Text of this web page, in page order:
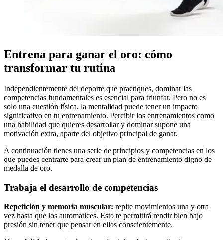
Entrena para ganar el oro: cómo
transformar tu rutina
Independientemente del deporte que practiques, dominar las
competencias fundamentales es esencial para triunfar. Pero no es
solo una cuestión física, la mentalidad puede tener un impacto
significativo en tu entrenamiento. Percibir los entrenamientos como
una habilidad que quieres desarrollar y dominar supone una
motivación extra, aparte del objetivo principal de ganar.
A continuación tienes una serie de principios y competencias en los
que puedes centrarte para crear un plan de entrenamiento digno de
medalla de oro.
Trabaja el desarrollo de competencias
Repetición y memoria muscular: repite movimientos una y otra
vez hasta que los automatices. Esto te permitirá rendir bien bajo
presión sin tener que pensar en ellos conscientemente.